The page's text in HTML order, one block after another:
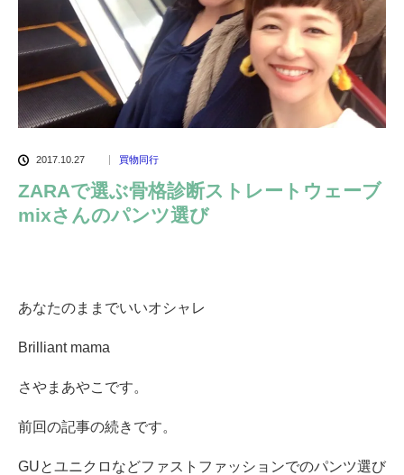
2017.10.27 買物同行
ZARAで選ぶ骨格診断ストレートウェーブ
mixさんのパンツ選び
あなたのままでいいオシャレ
Brilliant mama
さやまあやこです。
前回の記事の続きです。
GUとユニクロなどファストファッションでのパンツ選び